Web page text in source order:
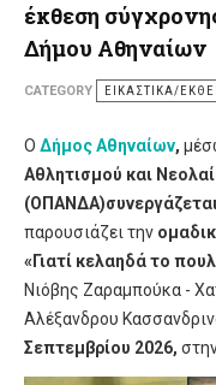
έκθεση
Δήμου Αθηναίων
CATEGORY ΕΙΚΑΣΤΙΚΆ/
Ο Δήμος Αθηναίων,
Αθλητισμού και
(ΟΠΑΝΔΑ)
παρουσιάζει την
«Γιατί κελαηδά το
Νιόβης Ζαραμπούκα -
Αλέξανδρου
Σεπτεμβρίου 2026,